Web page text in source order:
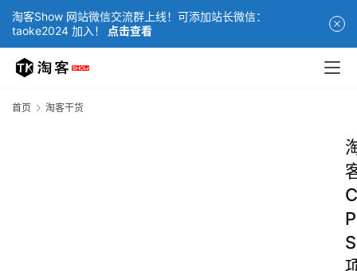
淘客Show 网站微信交流群上线！可添加站长微信：
taoke2024 加入！
点击查看
首页 淘客干货
C
P
S